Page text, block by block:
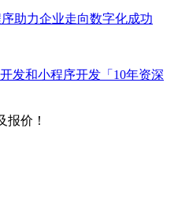
助力企业走向数字化成功
发和小程序开发「10年资深
报价！